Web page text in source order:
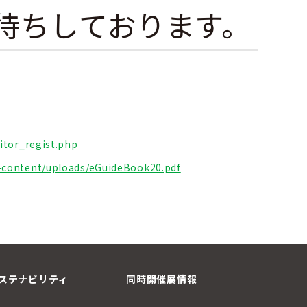
しております。
uploads/eGuideBook20.pdf
テナビリティ 同時開催展情報